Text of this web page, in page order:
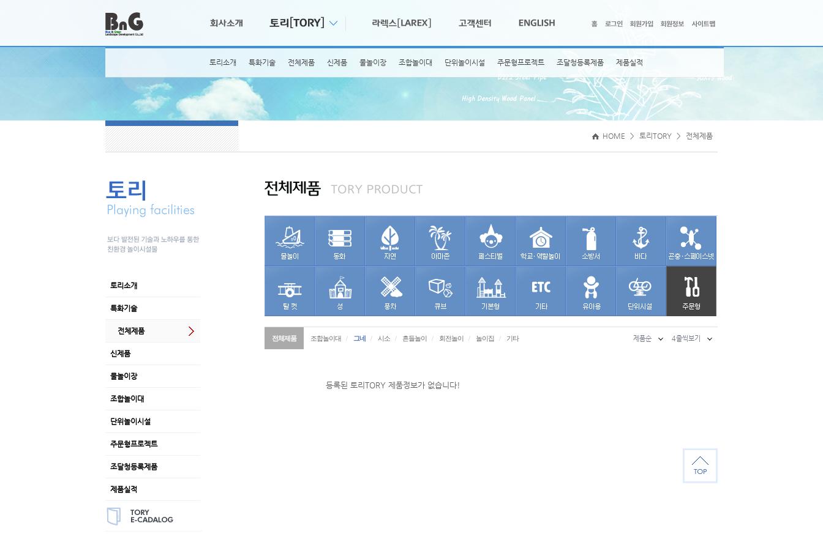
토리소개 특화기술 전체제품 신제품 물놀이장 조합놀이대 단위놀이시설 주문형프로젝트 조달청등록제품 제품실적
토리소개
특화기술
전체제품
신제품
물놀이장
조합놀이대
단위놀이시설
주문형프로젝트
조달청등록제품
제품실적
HOME > 토리TORY > 전체제품
전체제품 조합놀이대 / 그네 / 시소 / 흔들놀이 / 회전놀이 / 놀이집 / 기타 4줄씩보기
제품순
등록된 토리TORY 제품정보가 없습니다!